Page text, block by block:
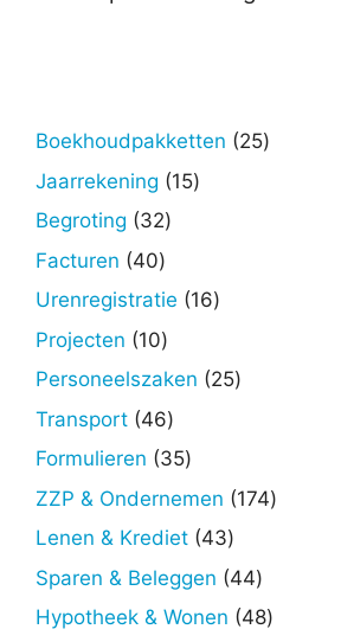
Boekhoudpakketten 2525
Jaarrekening 1515
Begroting 3232
Facturen 4040
producten
Urenregistratie 1616
Projecten 1010
producten
Personeelszaken 2525
Transport 4646
producten
Formulieren 3535
producten
ZZP & Ondernemen 174174
Lenen & Krediet 4343
producten
Sparen & Beleggen 4444
producten
Hypotheek & Wonen 4848